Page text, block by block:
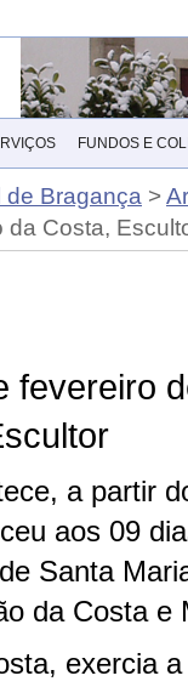
FUNDOS E
de Bragança >
da Costa,
fevereiro
a partir
aos 09
Santa
da Costa e
exercia